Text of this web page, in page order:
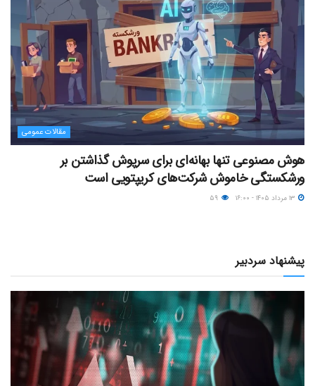
مقالات عمومی
هوش مصنوعی تنها بهانه‌ای برای سرپوش گذاشتن بر
ورشکستگی خاموش شرکت‌های کریپتویی است
پیشنهاد سردبیر